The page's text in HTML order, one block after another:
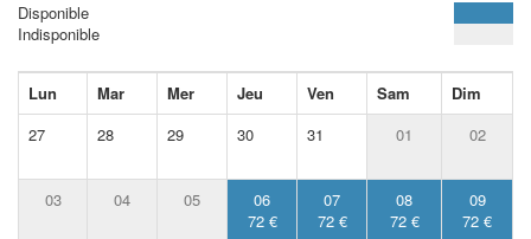
Disponible
Indisponible
Lun Mar Mer Jeu Ven Sam
Dim
27
28 29 30 31 01 02
03 04 05
06
72 €
07
72 €
08
72 €
09
72 €